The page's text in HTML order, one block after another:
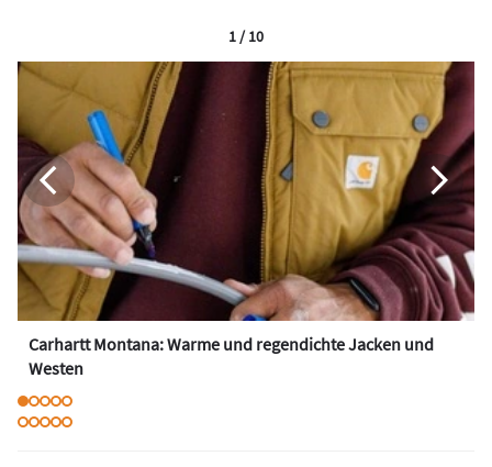
Carhartt Montana: Warme und regendichte Jacken und
Westen
1 / 10